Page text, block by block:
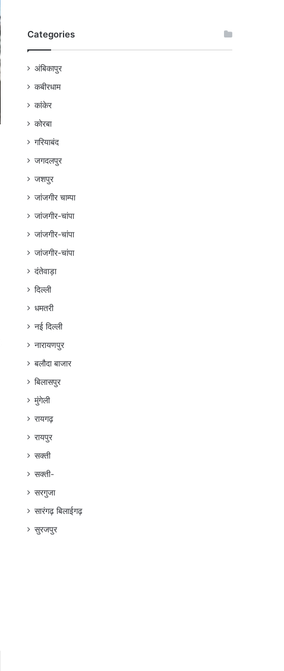
Categories
अंबिकापुर
कबीरधाम
कांकेर
कोरबा
गरियाबंद
जगदलपुर
जशपुर
जांजगीर चाम्पा
जांजगीर-चांपा
जांजगीर-चांपा
जांजगीर-चांपा
दंतेवाड़ा
दिल्ली
धमतरी
नई दिल्ली
नारायणपुर
बलौदा बाजार
बिलासपुर
मुंगेली
रायगढ़
रायपुर
सक्ती
सक्ती-
सरगुजा
सारंगढ़ बिलाईगढ़
सुरजपुर